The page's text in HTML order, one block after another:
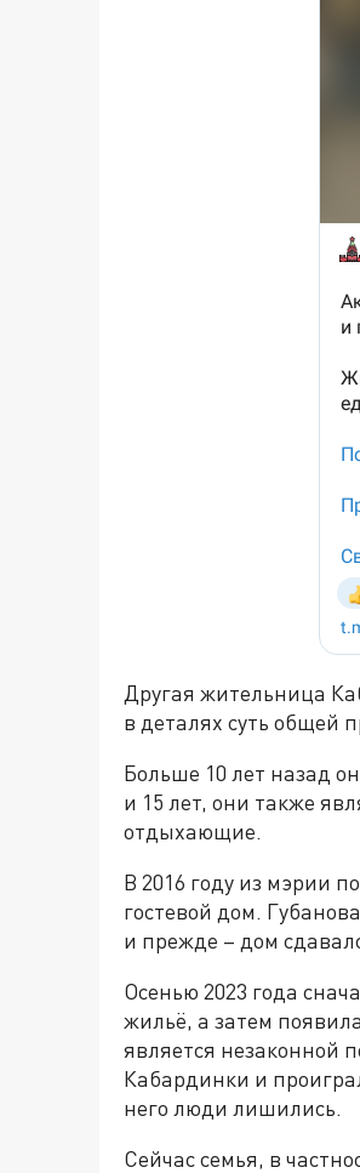
Другая жительница
в деталях суть общей
Больше 10 лет назад
и 15 лет, они также
отдыхающие.
В 2016 году из мэрии
гостевой дом.
и прежде – дом
Осенью 2023 года
жильё, а затем
является незаконной
Кабардинки и
него люди лишились.
Сейчас семья, в